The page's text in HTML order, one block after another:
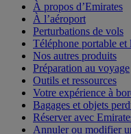
À propos d’Emirates
À l’aéroport
Perturbations de vols
Téléphone portable et
Nos autres produits
Préparation au voyage
Outils et ressources
Votre expérience à
Bagages et objets
Réserver avec
Annuler ou modifier